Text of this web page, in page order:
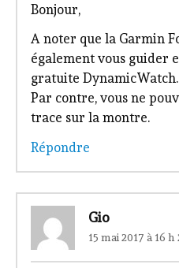
Bonjour,
A noter que la Garmin
également vous guider
gratuite DynamicWatch.
Par contre, vous ne
trace sur la montre.
Répondre
Gio
15 mai 2017 à 16 h